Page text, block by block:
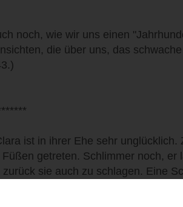
noch, wie wir uns einen
die über uns, das
ist in ihrer Ehe sehr
getreten. Schlimmer noch, er
sie auch zu schlagen. Eine
muss Clara zu einem Trick
besten wenn auch noch Zeugen